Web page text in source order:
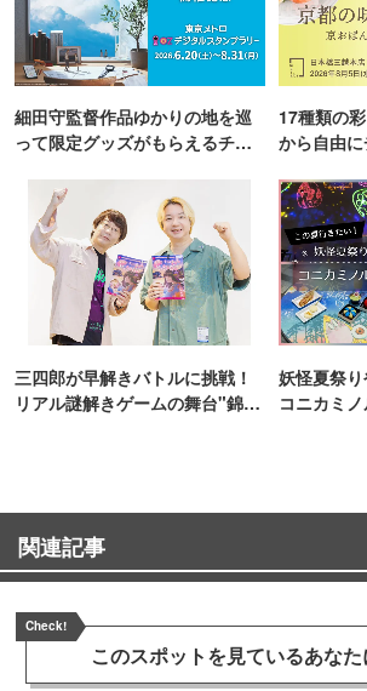
細田守監督作品ゆかりの地を巡
って限定グッズがもらえるチャ
17種類の
から自由に
三四郎が早解きバトルに挑戦！
リアル謎解きゲームの舞台"錦糸
妖怪夏祭り
コニカミ
関連記事
Check!
このスポットを見ているあな